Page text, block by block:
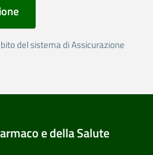
del sistema di Assicurazione
e della Salute